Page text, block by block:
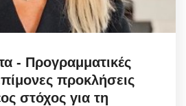
- Προγραμματικές
προκλήσεις
στόχος για τη